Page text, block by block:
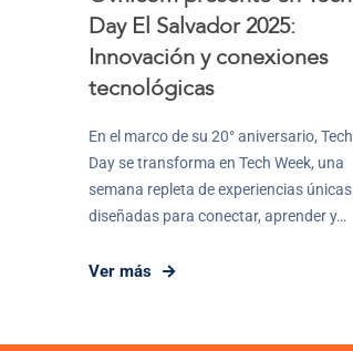
Day El Salvador 2025:
Innovación y conexiones
tecnológicas
En el marco de su 20° aniversario, Tech
Day se transforma en Tech Week, una
semana repleta de experiencias únicas
diseñadas para conectar, aprender y…
Ver más